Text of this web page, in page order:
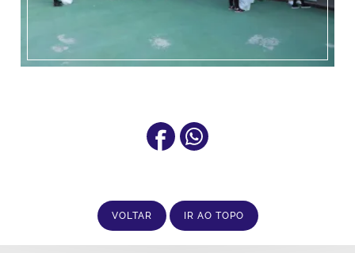
VOLTAR IR AO TOPO